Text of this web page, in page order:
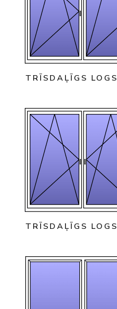
TRĪSDAĻĪGS
TRĪSDAĻĪGS